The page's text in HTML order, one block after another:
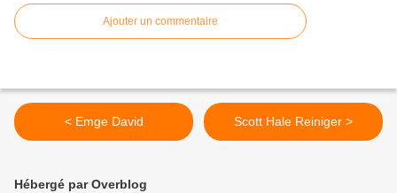
Ajouter un commentaire
< Emge David Scott Hale Reiniger >
Hébergé par Overblog